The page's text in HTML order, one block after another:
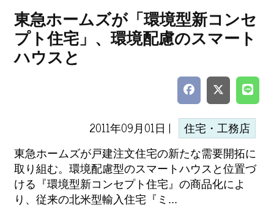
東急ホームズが「環境型新コンセ
プト住宅」、環境配慮のスマート
ハウスと
2011年09月01日 | 住宅・工務店
東急ホームズが戸建注文住宅の新たな需要開拓に
取り組む。環境配慮型のスマートハウスと位置づ
ける『環境型新コンセプト住宅』の商品化によ
り、従来の北米型輸入住宅『ミ...